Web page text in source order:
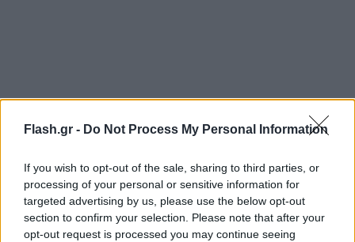
Flash.gr - Do Not Process My Personal Information
If you wish to opt-out of the sale, sharing to third parties, or
processing of your personal or sensitive information for
targeted advertising by us, please use the below opt-out
section to confirm your selection. Please note that after your
opt-out request is processed you may continue seeing